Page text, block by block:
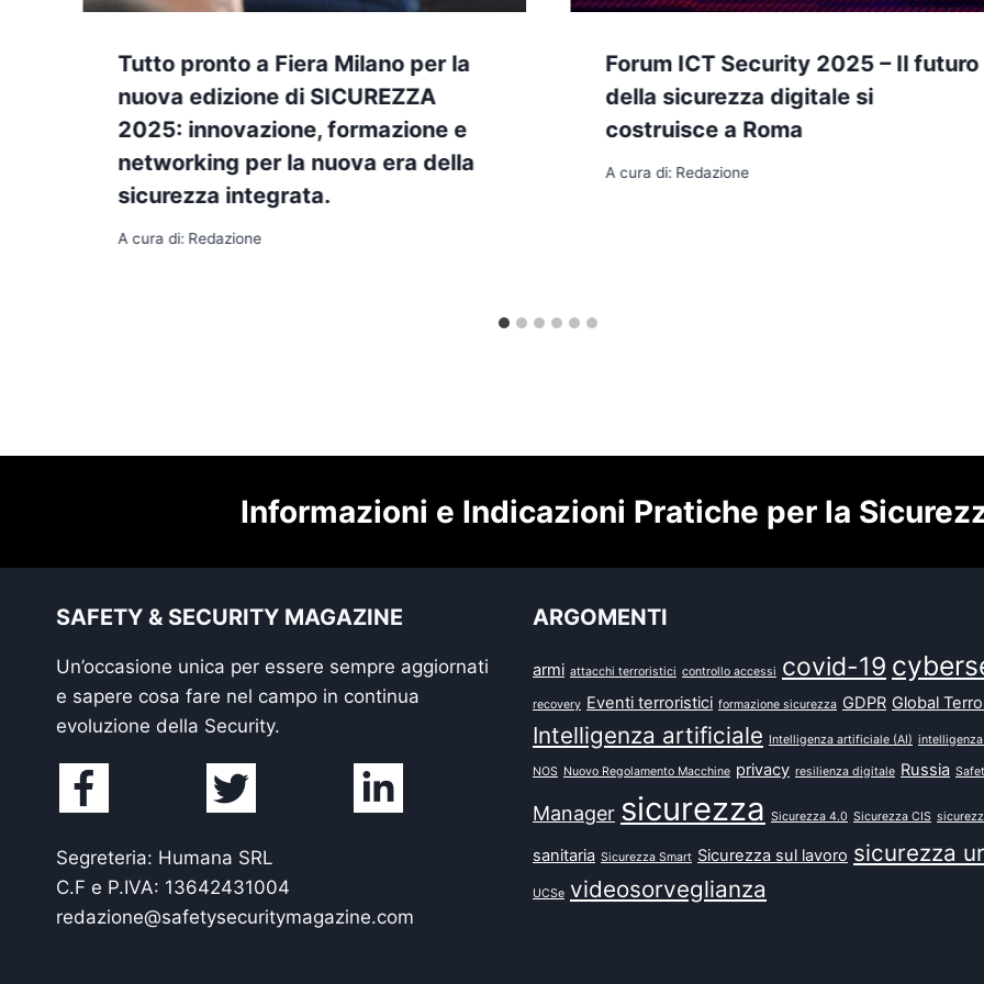
Tutto pronto a Fiera Milano per la
nuova edizione di SICUREZZA
2025: innovazione, formazione e
networking per la nuova era della
sicurezza integrata.
A cura di: Redazione
Forum ICT Security 2025 – Il futuro
della sicurezza digitale si
costruisce a Roma
A cura di: Redazione
Informazioni e Indicazioni Pratiche per la
SAFETY & SECURITY MAGAZINE
Un’occasione unica per essere sempre aggiornati
e sapere cosa fare nel campo in continua
evoluzione della Security.
Segreteria: Humana SRL
C.F e P.IVA: 13642431004
redazione@safetysecuritymagazine.com
ARGOMENTI
armi attacchi terroristici controllo accessi covid-19
recovery Eventi terroristici formazione sicurezza GDPR Global
Intelligenza artificiale Intelligenza artificiale (AI)
NOS Nuovo Regolamento Macchine privacy resilienza digitale Russia
Manager sicurezza Sicurezza 4.0 Sicurezza CIS
sanitaria Sicurezza Smart Sicurezza sul lavoro sicurezza
UCSe videosorveglianza